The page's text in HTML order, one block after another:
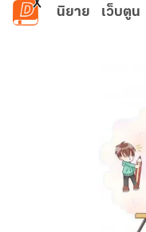
ข้ามไปยังเนื้อหาหลัก
นิยาย เว็บตูน